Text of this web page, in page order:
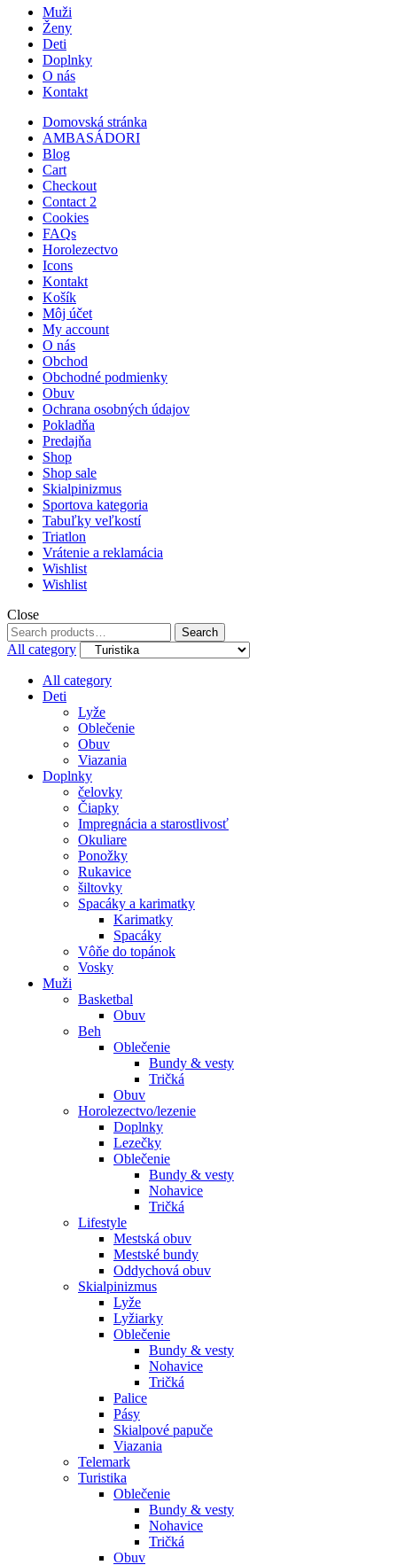
Muži
Ženy
Deti
Doplnky
O nás
Kontakt
Domovská stránka
AMBASÁDORI
Blog
Cart
Checkout
Contact 2
Cookies
FAQs
Horolezectvo
Icons
Kontakt
Košík
Môj účet
My account
O nás
Obchod
Obchodné podmienky
Obuv
Ochrana osobných údajov
Pokladňa
Predajňa
Shop
Shop sale
Skialpinizmus
Sportova kategoria
Tabuľky veľkostí
Triatlon
Vrátenie a reklamácia
Wishlist
Wishlist
Close
Search
for:
Search
All category
All category
Deti
Lyže
Oblečenie
Obuv
Viazania
Doplnky
čelovky
Čiapky
Impregnácia a starostlivosť
Okuliare
Ponožky
Rukavice
šiltovky
Spacáky a karimatky
Karimatky
Spacáky
Vôňe do topánok
Vosky
Muži
Basketbal
Obuv
Beh
Oblečenie
Bundy & vesty
Tričká
Obuv
Horolezectvo/lezenie
Doplnky
Lezečky
Oblečenie
Bundy & vesty
Nohavice
Tričká
Lifestyle
Mestská obuv
Mestské bundy
Oddychová obuv
Skialpinizmus
Lyže
Lyžiarky
Oblečenie
Bundy & vesty
Nohavice
Tričká
Palice
Pásy
Skialpové papuče
Viazania
Telemark
Turistika
Oblečenie
Bundy & vesty
Nohavice
Tričká
Obuv